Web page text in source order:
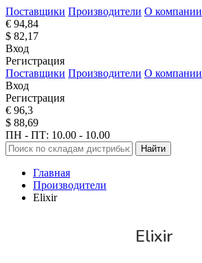
Поставщики Производители О компании
€ 94,84
$ 82,17
Вход
Регистрация
Поставщики Производители О компании
Вход
Регистрация
€ 96,3
$ 88,69
ПН - ПТ: 10.00 - 10.00
Найти
Главная
Производители
Elixir
Elixir